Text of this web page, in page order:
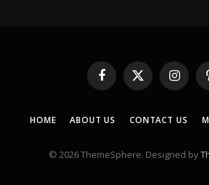
Facebook
X
(Twitter)
HOME ABOUT US CONTACT US
© 2026 ThemeSphere. Designed by